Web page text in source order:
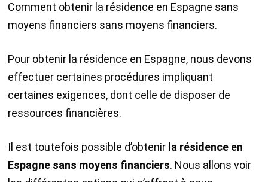
Comment obtenir la résidence en Espagne sans
moyens financiers sans moyens financiers.
Pour obtenir la résidence en Espagne, nous devons
effectuer certaines procédures impliquant
certaines exigences, dont celle de disposer de
ressources financières.
Il est toutefois possible d’obtenir la résidence en
Espagne sans moyens financiers. Nous allons voir